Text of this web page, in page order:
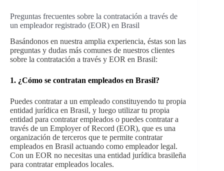
Preguntas frecuentes sobre la contratación a través de
un empleador registrado (EOR) en Brasil
Basándonos en nuestra amplia experiencia, éstas son las
preguntas y dudas más comunes de nuestros clientes
sobre la contratación a través y EOR en Brasil:
1. ¿Cómo se contratan empleados en Brasil?
Puedes contratar a un empleado constituyendo tu propia
entidad jurídica en Brasil, y luego utilizar tu propia
entidad para contratar empleados o puedes contratar a
través de un Employer of Record (EOR), que es una
organización de terceros que te permite contratar
empleados en Brasil actuando como empleador legal.
Con un EOR no necesitas una entidad jurídica brasileña
para contratar empleados locales.